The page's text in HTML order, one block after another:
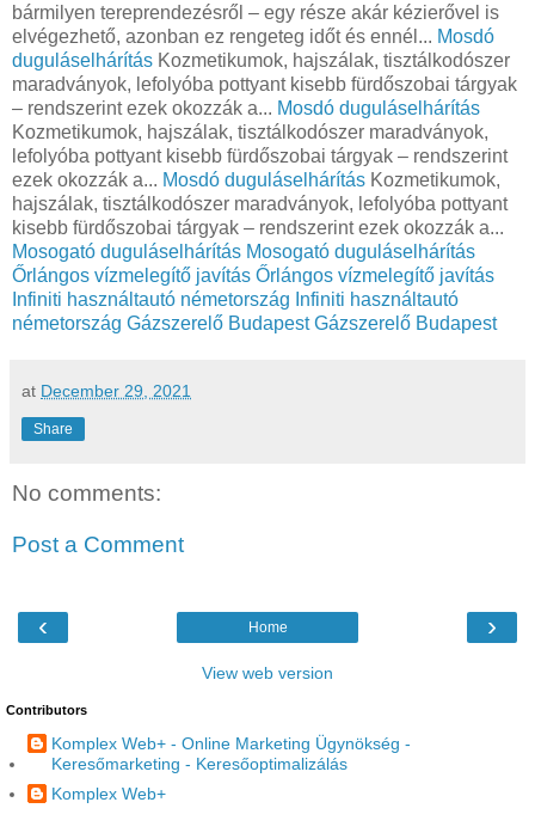
bármilyen tereprendezésről – egy része akár kézierővel is
elvégezhető, azonban ez rengeteg időt és ennél... Mosdó
duguláselhárítás Kozmetikumok, hajszálak, tisztálkodószer
maradványok, lefolyóba pottyant kisebb fürdőszobai tárgyak
– rendszerint ezek okozzák a... Mosdó duguláselhárítás
Kozmetikumok, hajszálak, tisztálkodószer maradványok,
lefolyóba pottyant kisebb fürdőszobai tárgyak – rendszerint
ezek okozzák a... Mosdó duguláselhárítás Kozmetikumok,
hajszálak, tisztálkodószer maradványok, lefolyóba pottyant
kisebb fürdőszobai tárgyak – rendszerint ezek okozzák a...
Mosogató duguláselhárítás Mosogató duguláselhárítás
Őrlángos vízmelegítő javítás Őrlángos vízmelegítő javítás
Infiniti használtautó németország Infiniti használtautó
németország Gázszerelő Budapest Gázszerelő Budapest
at December 29, 2021
Share
No comments:
Post a Comment
‹ ›
Home
View web version
Contributors
Komplex Web+ - Online Marketing Ügynökség -
Keresőmarketing - Keresőoptimalizálás
Komplex Web+